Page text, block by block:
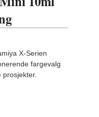
X-Serien
fargevalg
prosjekter.